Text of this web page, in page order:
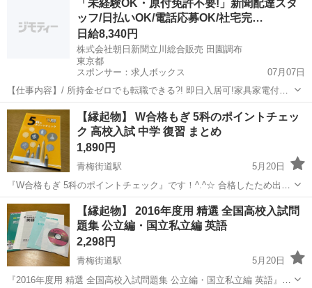
あるかと思いますが、ご使用いただくのに問題はありません。 ※中古
「未経験OK・原付免許不要!」新聞配達スタ
ッフ/日払いOK/電話応募OK/社宅完…
日給8,340円
株式会社朝日新聞立川総合販売 田園調布
東京都
スポンサー：求人ボックス
07月07日
【仕事内容】/ 所持金ゼロでも転職できる?! 即日入居可!家具家電付き
の寮・社宅あり! 引っ越しや上京の費用は”すべて”負担します 必ず面
接!電話面接もOK! 魅力ポイント 家具家電付きの寮・社宅を完備 無資
格・未経験OK! 年齢...
アルバイト・パート
【縁起物】 W合格もぎ 5科のポイントチェッ
ク 高校入試 中学 復習 まとめ
1,890円
青梅街道駅
5月20日
『W合格もぎ 5科のポイントチェック』です！^.^☆ 合格したため出品
させていただきます。 書き込みはありません。 多少のused感はある
かと思いますが、ご使用いただくのに問題はありません。 ●ページ
数：307ページ...
東京 小平市 青梅街道駅 参考書 ポイント
【縁起物】 2016年度用 精選 全国高校入試問
題集 公立編・国立私立編 英語
2,298円
青梅街道駅
5月20日
『2016年度用 精選 全国高校入試問題集 公立編・国立私立編 英語』で